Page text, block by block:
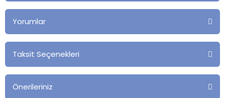
Yorumlar
Taksit Seçenekleri
Önerileriniz